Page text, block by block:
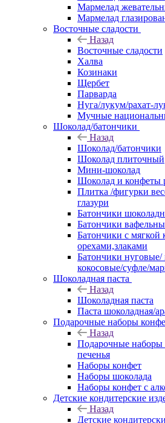
Мармелад
Мармелад
Восточные сладости
Назад
Восточные сладости
Халва
Козинаки
Щербет
Парварда
Нуга/лукум/рахат-
Мучные
Шоколад/батончики
Назад
Шоколад/батончики
Шоколад плиточный
Мини-шоколад
Шоколад и конфеты
Плитка /фигурки
глазури
Батончики
Батончики
Батончики с мягкой
орехами,злаками
Батончики
кокосовые/суфле/
Шоколадная паста
Назад
Шоколадная паста
Паста шоколадная/
Подарочные наборы
Назад
Подарочные наборы
печенья
Наборы конфет
Наборы шоколада
Наборы конфет с
Детские кондитерские
Назад
Детские